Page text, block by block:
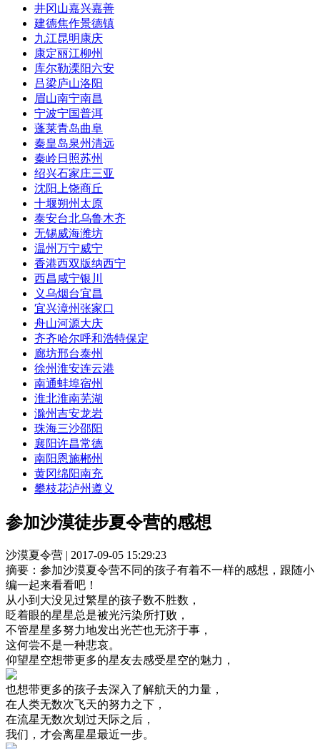
井冈山嘉兴嘉善
建德焦作景德镇
九江昆明 康庆
康定丽江柳州
库尔勒溧阳六安
吕梁庐山洛阳
眉山南宁南昌
宁波宁国普洱
蓬莱青岛曲阜
秦皇岛泉州清远
秦岭日照苏州
绍兴石家庄三亚
沈阳 上饶商丘
十堰朔州 太原
泰安台北乌鲁木齐
无锡威海潍坊
温州万宁威宁
香港西双版纳西宁
西昌 咸宁银川
义乌烟台宜昌
宜兴漳州张家口
舟山河源大庆
齐齐哈尔呼和浩特保定
廊坊邢台泰州
徐州淮安连云港
南通蚌埠宿州
淮北淮南芜湖
滁州吉安龙岩
珠海三沙邵阳
襄阳许昌常德
南阳恩施郴州
黄冈绵阳南充
攀枝花泸州遵义
参加沙漠徒步夏令营的感想
沙漠夏令营 | 2017-09-05 15:29:23
摘要： 参加沙漠夏令营不同的孩子有着不一样的感想，跟随小
编一起来看看吧！
从小到大没见过繁星的孩子数不胜数，
眨着眼的星星总是被光污染所打败，
不管星星多努力地发出光芒也无济于事，
这何尝不是一种悲哀。
仰望星空想带更多的星友去感受星空的魅力，
也想带更多的孩子去深入了解航天的力量，
在人类无数次飞天的努力之下，
在流星无数次划过天际之后，
我们，才会离星星最近一步。